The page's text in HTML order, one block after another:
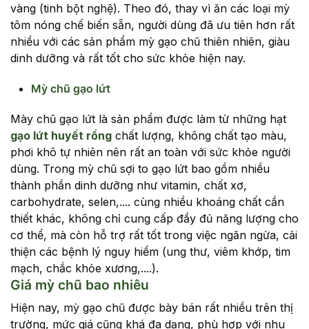
vàng (tinh bột nghệ). Theo đó, thay vì ăn các loại mỳ
tôm nóng chế biến sẵn, người dùng đã ưu tiên hơn rất
nhiều với các sản phẩm mỳ gạo chũ thiên nhiên, giàu
dinh dưỡng và rất tốt cho sức khỏe hiện nay.
Mỳ chũ gạo lứt
Mày chũ gạo lứt là sản phẩm được làm từ những hạt
gạo lứt huyết rồng chất lượng, không chất tạo màu,
phơi khô tự nhiên nên rất an toàn với sức khỏe người
dùng. Trong mỳ chũ sợi to gạo lứt bao gồm nhiều
thành phần dinh dưỡng như vitamin, chất xơ,
carbohydrate, selen,.... cùng nhiều khoáng chất cần
thiết khác, không chỉ cung cấp đầy đủ năng lượng cho
cơ thể, mà còn hỗ trợ rất tốt trong việc ngăn ngừa, cải
thiện các bệnh lý nguy hiểm (ung thư, viêm khớp, tim
mạch, chắc khỏe xương,....).
Giá mỳ chũ bao nhiêu
Hiện nay, mỳ gạo chũ được bày bán rất nhiều trên thị
trường, mức giá cũng khá đa dạng, phù hợp với nhu